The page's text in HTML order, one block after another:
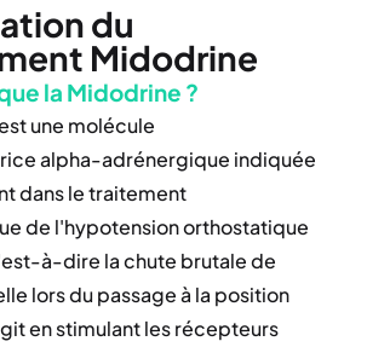
du
Midodrine
la Midodrine ?
une molécule
alpha-adrénergique indiquée
dans le traitement
de l'hypotension orthostatique
à-dire la chute brutale de
lors du passage à la position
en stimulant les récepteurs